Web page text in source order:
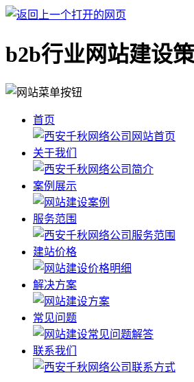
b2b行业网站建设
首页
关于我们
案例展示
服务范围
建站价格
解决方案
常见问题
联系我们